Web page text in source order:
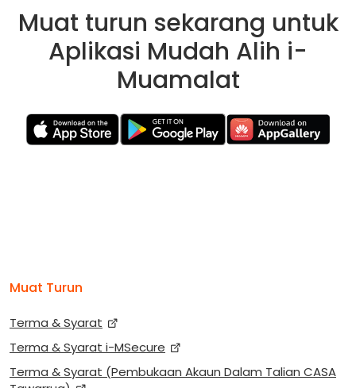
Muat turun sekarang untuk
Aplikasi Mudah Alih i-
Muamalat
Muat Turun
Terma & Syarat
Terma & Syarat i-MSecure
Terma & Syarat (Pembukaan Akaun Dalam Talian CASA